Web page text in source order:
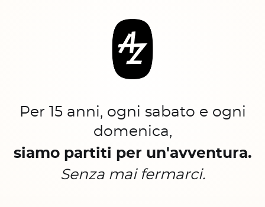
Per 15 anni, ogni sabato e ogni
domenica,
siamo partiti per un'avventura.
Senza mai fermarci.